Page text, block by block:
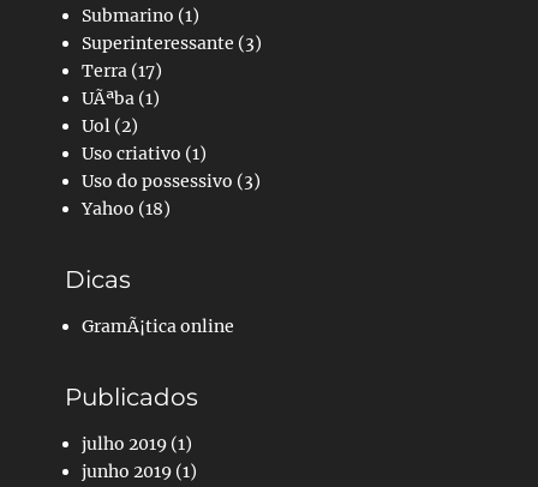
Submarino (1)
Superinteressante (3)
Terra (17)
UÃªba (1)
Uol (2)
Uso criativo (1)
Uso do possessivo (3)
Yahoo (18)
Dicas
GramÃ¡tica online
Publicados
julho 2019 (1)
junho 2019 (1)